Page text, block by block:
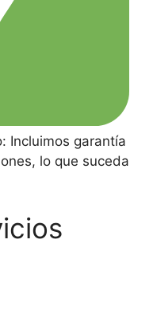
Incluimos garantía
lo que suceda